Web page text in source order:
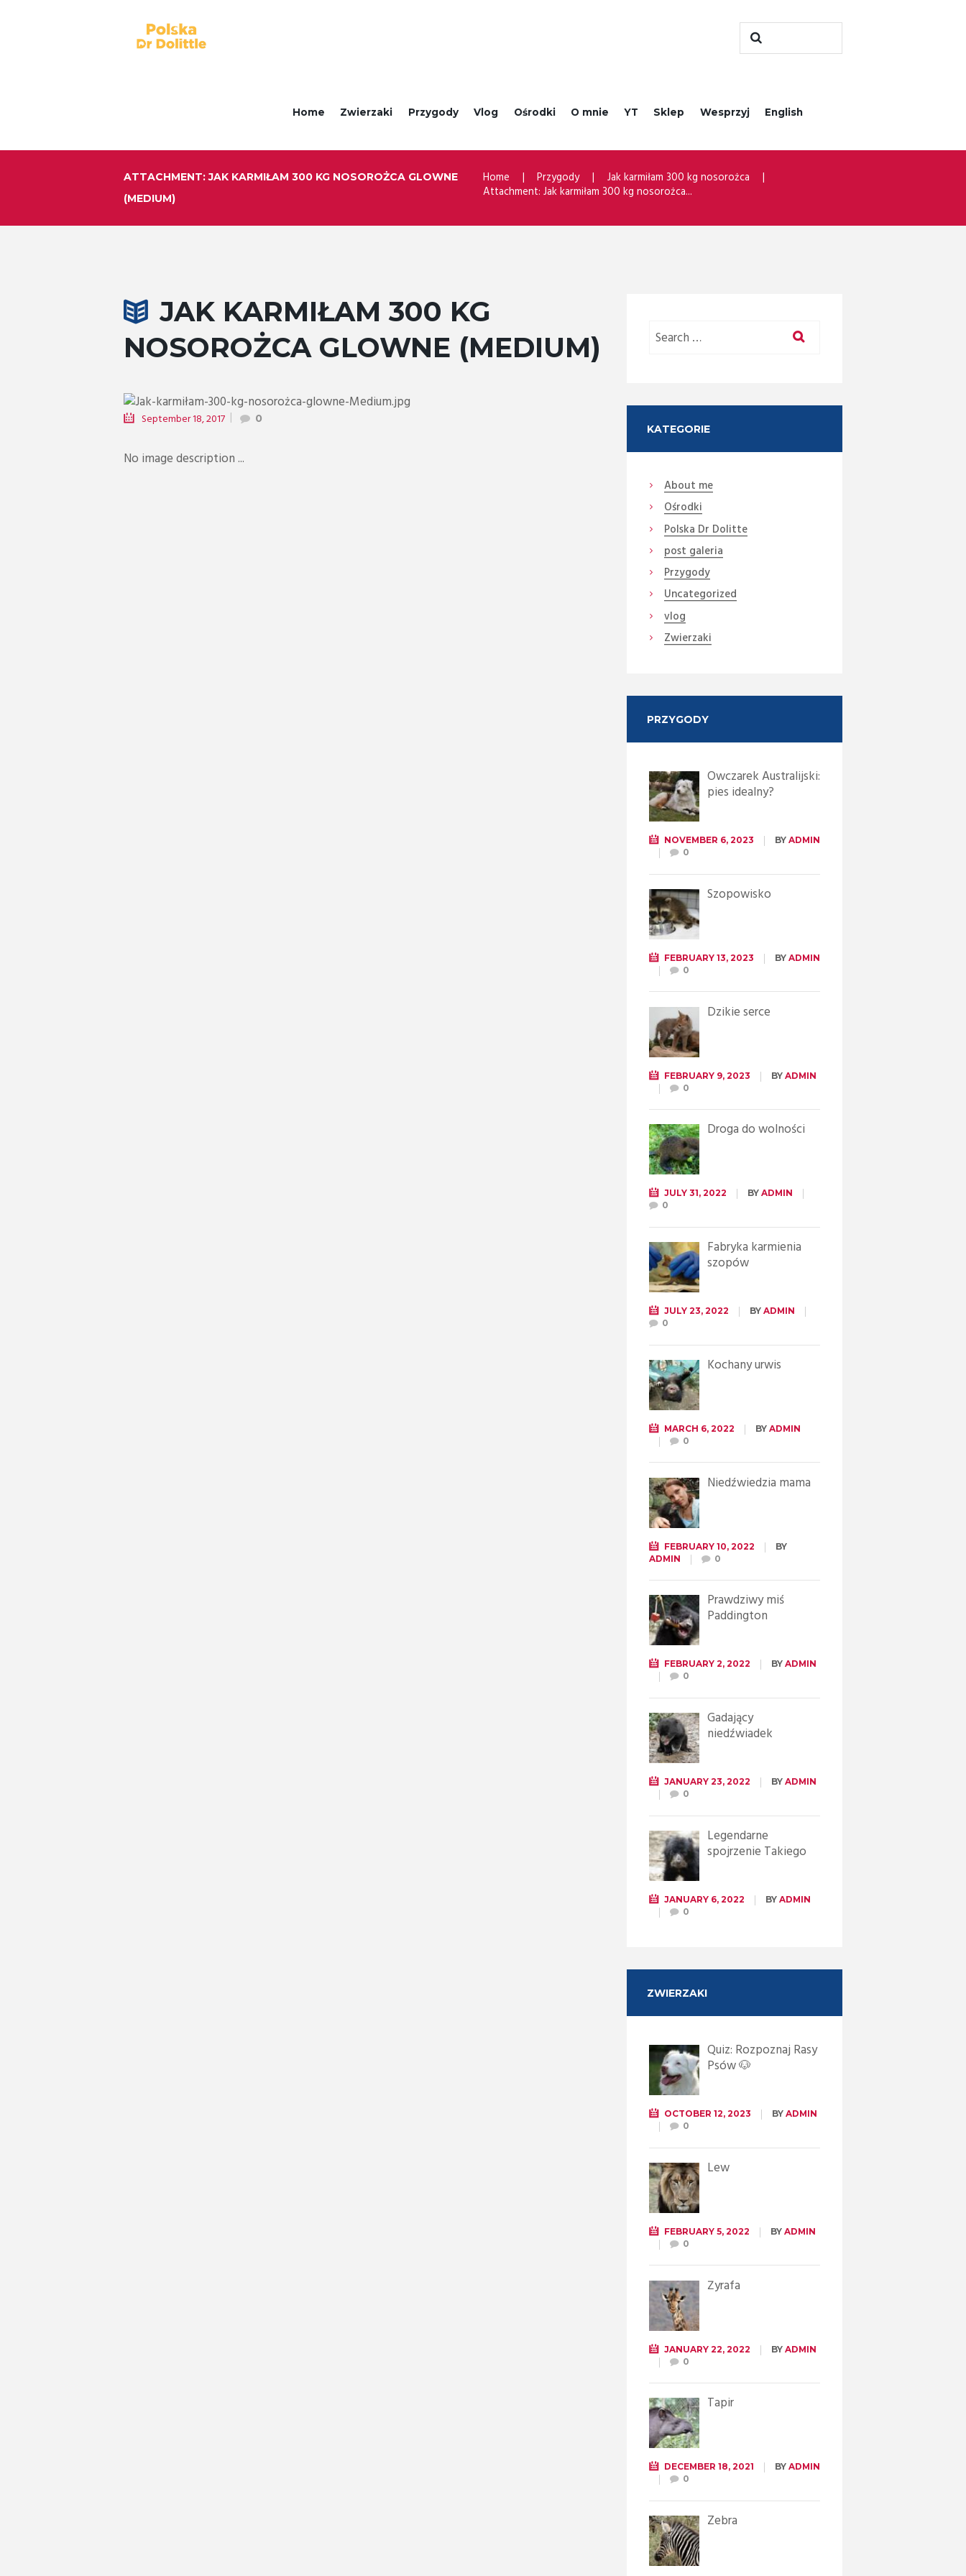
Home Zwierzaki Przygody Vlog Ośrodki O mnie YT Sklep Wesprzyj English
ATTACHMENT: JAK KARMIŁAM 300 KG NOSOROŻCA GLOWNE
(MEDIUM)
Home Przygody
Jak karmiłam 300 kg nosorożca
Attachment: Jak karmiłam 300 kg nosorożca...
JAK KARMIŁAM 300 KG
NOSOROŻCA GLOWNE (MEDIUM)
September 18, 2017 0
No image description ...
KATEGORIE
About me
Ośrodki
Polska Dr Dolitte
post galeria
Przygody
Uncategorized
vlog
Zwierzaki
PRZYGODY
Owczarek Australijski:
pies idealny?
NOVEMBER 6, 2023 BY ADMIN
0
Szopowisko
FEBRUARY 13, 2023 BY ADMIN
0
Dzikie serce
FEBRUARY 9, 2023 BY ADMIN
0
Droga do wolności
JULY 31, 2022 BY ADMIN
0
Fabryka karmienia
szopów
JULY 23, 2022 BY ADMIN
0
Kochany urwis
MARCH 6, 2022 BY ADMIN
0
Niedźwiedzia mama
FEBRUARY 10, 2022
BY
ADMIN
0
Prawdziwy miś
Paddington
FEBRUARY 2, 2022 BY ADMIN
0
Gadający
niedźwiadek
JANUARY 23, 2022 BY ADMIN
0
Legendarne
spojrzenie Takiego
JANUARY 6, 2022 BY ADMIN
0
ZWIERZAKI
Quiz: Rozpoznaj Rasy
Psów 🐶
OCTOBER 12, 2023 BY ADMIN
0
Lew
FEBRUARY 5, 2022 BY ADMIN
0
Żyrafa
JANUARY 22, 2022 BY ADMIN
0
Tapir
DECEMBER 18, 2021 BY ADMIN
0
Zebra